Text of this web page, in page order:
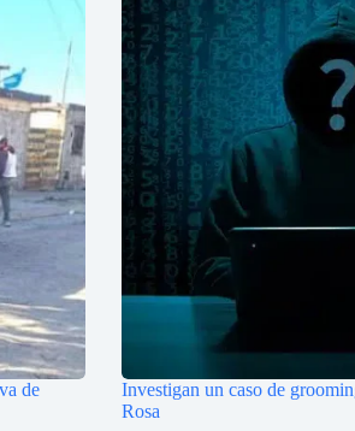
de
Investigan un caso de
Rosa